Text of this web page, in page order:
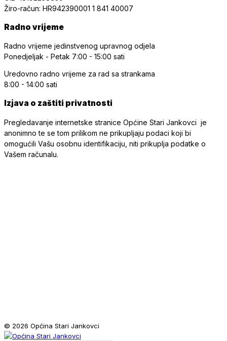
Žiro-račun: HR942390001 1 841 40007
Radno vrijeme
Radno vrijeme jedinstvenog upravnog odjela
Ponedjeljak - Petak 7:00 - 15:00 sati
Uredovno radno vrijeme za rad sa strankama
8:00 - 14:00 sati
Izjava o zaštiti privatnosti
Pregledavanje internetske stranice Općine Stari Jankovci je
anonimno te se tom prilikom ne prikupljaju podaci koji bi
omogućili Vašu osobnu identifikaciju, niti prikuplja podatke o
Vašem računalu.
© 2026 Općina Stari Jankovci